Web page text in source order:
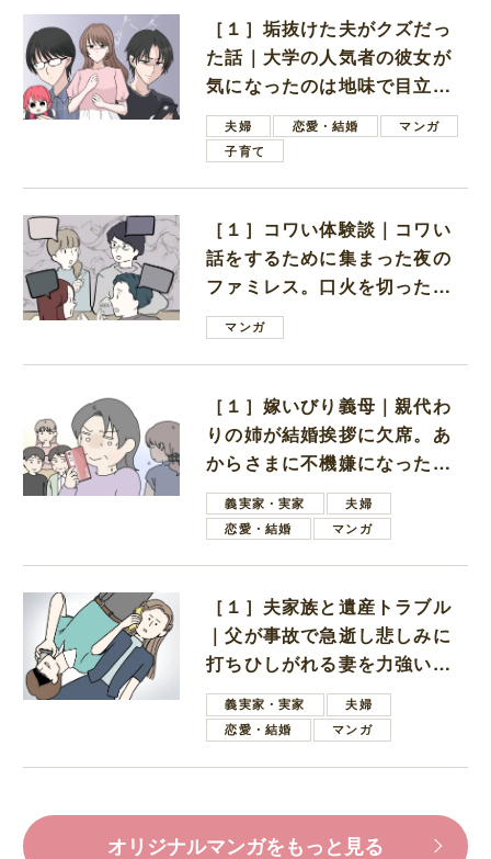
［１］垢抜けた夫がクズだっ
た話｜大学の人気者の彼女が
気になったのは地味で目立た
ない男子学生
夫婦 恋愛・結婚
マンガ
子育て
［１］コワい体験談｜コワい
話をするために集まった夜の
ファミレス。口火を切ったの
は電車好きの男の子ママ
マンガ
［１］嫁いびり義母｜親代わ
りの姉が結婚挨拶に欠席。あ
からさまに不機嫌になった義
母義実家・実家
夫婦
恋愛・結婚
マンガ
［１］夫家族と遺産トラブル
｜父が事故で急逝し悲しみに
打ちひしがれる妻を力強い言
葉で励ます夫
義実家・実家
夫婦
恋愛・結婚
マンガ
オリジナルマンガをもっと見る